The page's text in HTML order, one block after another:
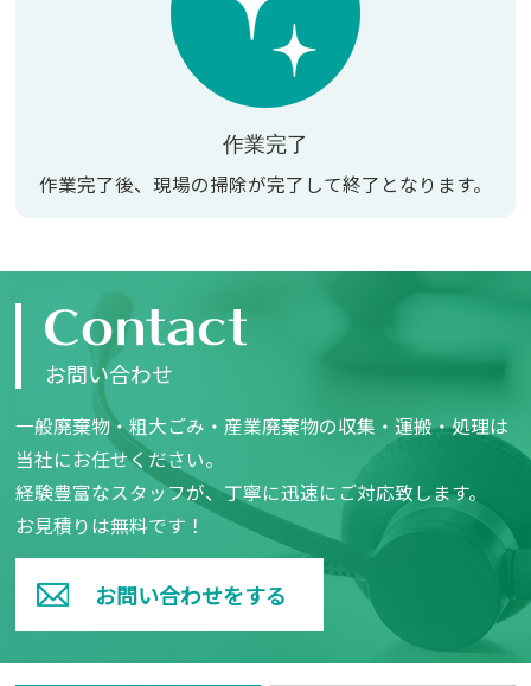
作業完了
作業完了後、現場の掃除が完了して終了となります。
お問い合わせ
一般廃棄物・粗大ごみ・産業廃棄物の収集・運搬・処理は
当社にお任せください。
経験豊富なスタッフが、丁寧に迅速にご対応致します。
お見積りは無料です！
お問い合わせをする